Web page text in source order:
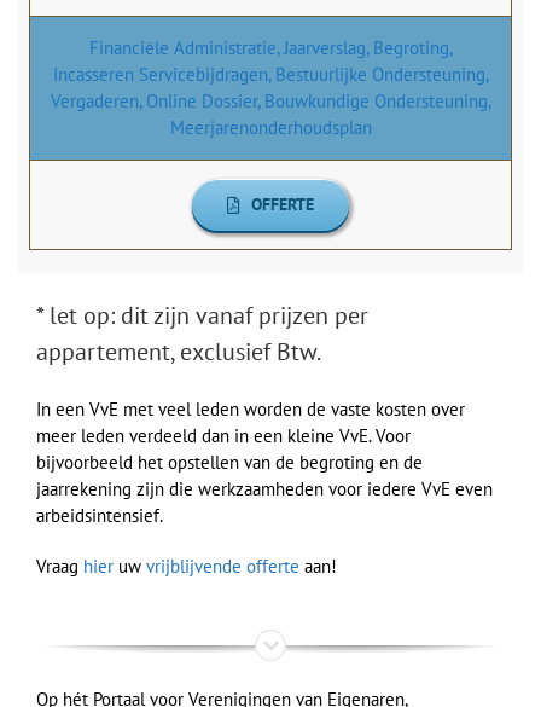
Financiële Administratie, Jaarverslag, Begroting,
Incasseren Servicebijdragen, Bestuurlijke Ondersteuning,
Vergaderen, Online Dossier, Bouwkundige Ondersteuning,
Meerjarenonderhoudsplan
OFFERTE
* let op: dit zijn vanaf prijzen per
appartement, exclusief Btw.
In een VvE met veel leden worden de vaste kosten over
meer leden verdeeld dan in een kleine VvE. Voor
bijvoorbeeld het opstellen van de begroting en de
jaarrekening zijn die werkzaamheden voor iedere VvE even
arbeidsintensief.
Vraag hier uw vrijblijvende offerte aan!
Op hét Portaal voor Verenigingen van Eigenaren,